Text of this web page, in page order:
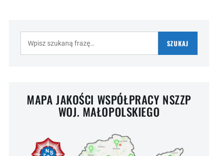
SZUKAJ
MAPA JAKOŚCI WSPÓŁPRACY NSZZP
WOJ. MAŁOPOLSKIEGO